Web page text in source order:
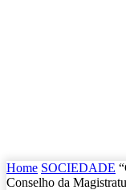
Home SOCIEDADE
Conselho da